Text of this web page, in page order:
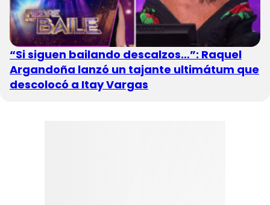
“Si siguen bailando descalzos…”: Raquel
Argandoña lanzó un tajante ultimátum que
descolocó a Itay Vargas